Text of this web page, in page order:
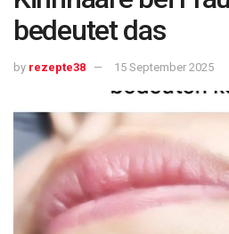
bedeutet das
by rezepte38 15 September 2025